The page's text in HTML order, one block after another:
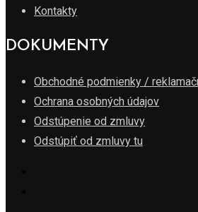
Kontakty
DOKUMENTY
Obchodné podmienky /
Ochrana osobných údajov
Odstúpenie od zmluvy
Odstúpiť od zmluvy tu